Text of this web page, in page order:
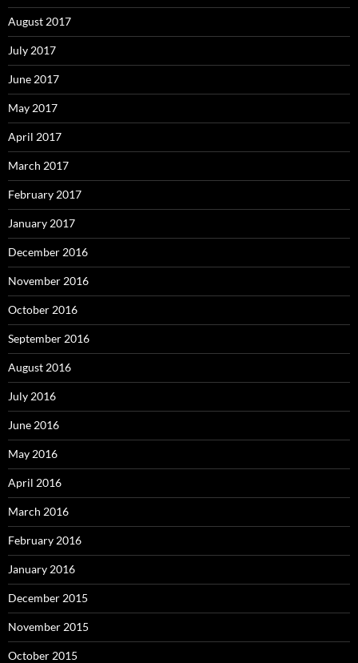
August 2017
July 2017
June 2017
May 2017
April 2017
March 2017
February 2017
January 2017
December 2016
November 2016
October 2016
September 2016
August 2016
July 2016
June 2016
May 2016
April 2016
March 2016
February 2016
January 2016
December 2015
November 2015
October 2015